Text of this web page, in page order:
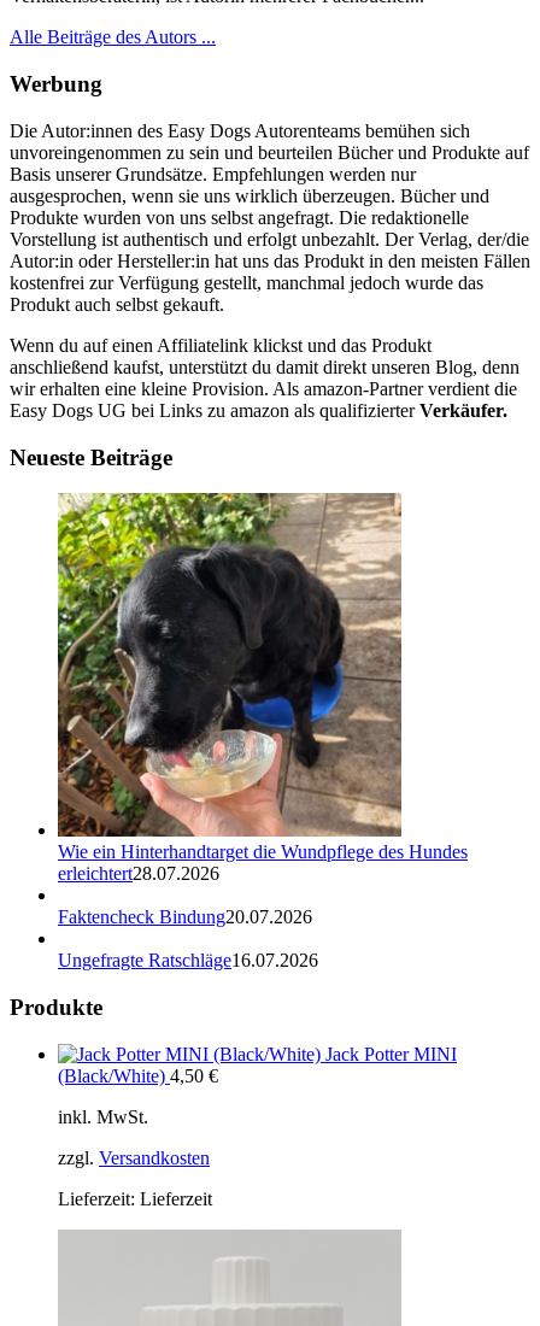
Alle Beiträge des Autors ...
Werbung
Die Autor:innen des Easy Dogs Autorenteams bemühen sich
unvoreingenommen zu sein und beurteilen Bücher und Produkte auf
Basis unserer Grundsätze. Empfehlungen werden nur
ausgesprochen, wenn sie uns wirklich überzeugen. Bücher und
Produkte wurden von uns selbst angefragt. Die redaktionelle
Vorstellung ist authentisch und erfolgt unbezahlt. Der Verlag, der/die
Autor:in oder Hersteller:in hat uns das Produkt in den meisten Fällen
kostenfrei zur Verfügung gestellt, manchmal jedoch wurde das
Produkt auch selbst gekauft.
Wenn du auf einen Affiliatelink klickst und das Produkt
anschließend kaufst, unterstützt du damit direkt unseren Blog, denn
wir erhalten eine kleine Provision. Als amazon-Partner verdient die
Easy Dogs UG bei Links zu amazon als qualifizierterVerkäufer.
Neueste Beiträge
Wie ein Hinterhandtarget die Wundpflege des Hundes
erleichtert28.07.2026
Faktencheck Bindung20.07.2026
Ungefragte Ratschläge16.07.2026
Produkte
Jack Potter MINI
(Black/White) 4,50 €
inkl. MwSt.
zzgl. Versandkosten
Lieferzeit: Lieferzeit